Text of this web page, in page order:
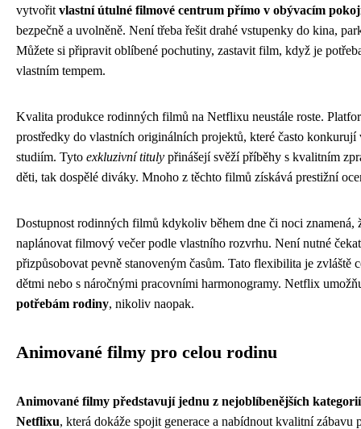
vytvořit vlastní útulné filmové centrum přímo v obývacím
bezpečně a uvolněně. Není třeba řešit drahé vstupenky do kina,
Můžete si připravit oblíbené pochutiny, zastavit film, když je
vlastním tempem.
Kvalita produkce rodinných filmů na Netflixu neustále roste.
prostředky do vlastních originálních projektů, které často
studiím. Tyto exkluzivní tituly přinášejí svěží příběhy s kvalitním
děti, tak dospělé diváky. Mnoho z těchto filmů získává prestižní
Dostupnost rodinných filmů kdykoliv během dne či noci znamená,
naplánovat filmový večer podle vlastního rozvrhu. Není nutné
přizpůsobovat pevně stanoveným časům. Tato flexibilita je zvláště
dětmi nebo s náročnými pracovními harmonogramy. Netflix
potřebám rodiny, nikoliv naopak.
Animované filmy pro celou rodinu
Animované filmy představují jednu z nejoblíbenějších
Netflixu, která dokáže spojit generace a nabídnout kvalitní